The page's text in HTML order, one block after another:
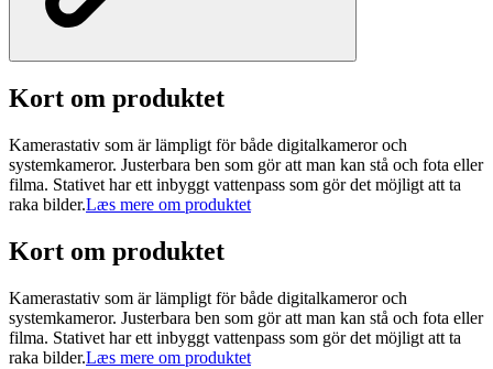
Kort om produktet
Kamerastativ som är lämpligt för både digitalkameror och
systemkameror. Justerbara ben som gör att man kan stå och fota eller
filma. Stativet har ett inbyggt vattenpass som gör det möjligt att ta
raka bilder.Læs mere om produktet
Kort om produktet
Kamerastativ som är lämpligt för både digitalkameror och
systemkameror. Justerbara ben som gör att man kan stå och fota eller
filma. Stativet har ett inbyggt vattenpass som gör det möjligt att ta
raka bilder.Læs mere om produktet